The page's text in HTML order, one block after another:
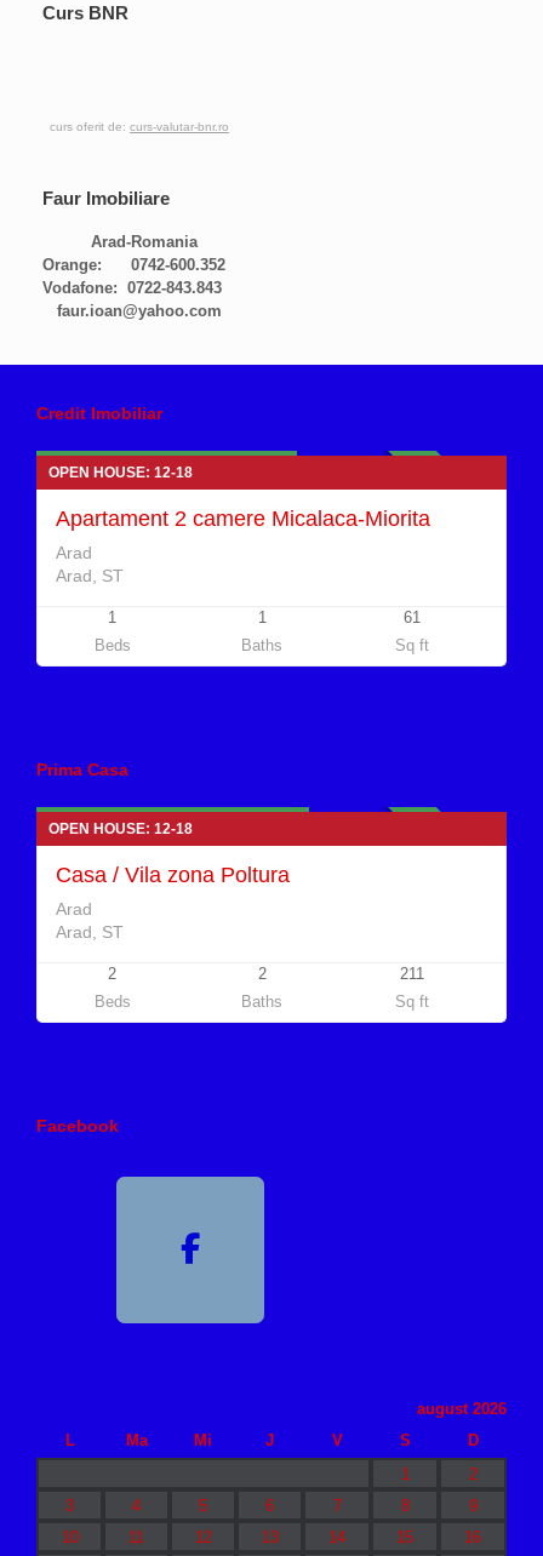
Curs BNR
curs oferit de: curs-valutar-bnr.ro
Faur Imobiliare
Arad-Romania
Orange: 0742-600.352
Vodafone: 0722-843.843
faur.ioan@yahoo.com
Credit Imobiliar
VANDUT
OPEN HOUSE: 12-18
Apartament 2 camere Micalaca-Miorita
Arad
Arad, ST
1
Beds
1
Baths
61
Sq ft
Prima Casa
INDISPONIBIL
OPEN HOUSE: 12-18
Casa / Vila zona Poltura
Arad
Arad, ST
2
Beds
2
Baths
211
Sq ft
Facebook
august 2026
L
Ma Mi J V S
D
1
2
3
4 5 6 7 8
9
10
11 12 13 14 15 16